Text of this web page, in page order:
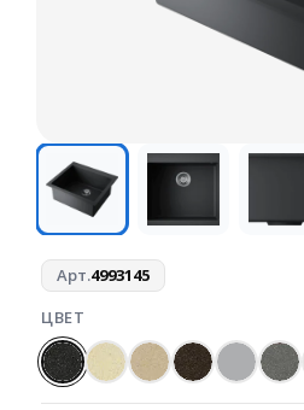
Арт.4993145
ЦВЕТ